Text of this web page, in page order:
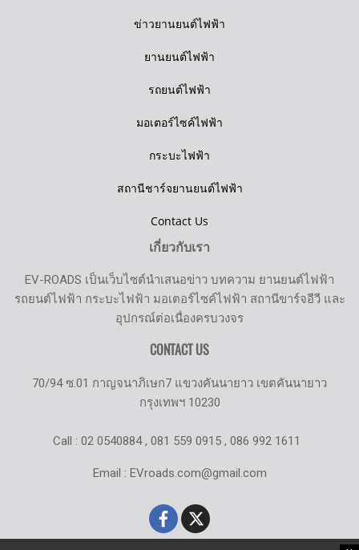
ข่าวยานยนต์ไฟฟ้า
ยานยนต์ไฟฟ้า
รถยนต์ไฟฟ้า
มอเตอร์ไซค์ไฟฟ้า
กระบะไฟฟ้า
สถานีชาร์จยานยนต์ไฟฟ้า
Contact Us
เกี่ยวกับเรา
EV-ROADS เป็นเว็บไซต์นำเสนอข่าว บทความ ยานยนต์ไฟฟ้า
รถยนต์ไฟฟ้า กระบะไฟฟ้า มอเตอร์ไซค์ไฟฟ้า สถานีขาร์จอีวี และ
อุปกรณ์ต่อเนื่องครบวงจร
CONTACT US
70/94 ซ.01 กาญจนาภิเษก7 แขวงคันนายาว เขตคันนายาว
กรุงเทพฯ 10230
Call : 02 0540884 , 081 559 0915 , 086 992 1611
Email : EVroads.com@gmail.com